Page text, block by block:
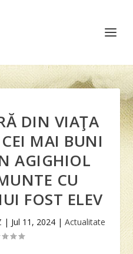
DIN VIAŢA
MAI BUNI
AGIGHIOL
CU
FOST ELEV
| Jul 11, 2024 | Actualitate